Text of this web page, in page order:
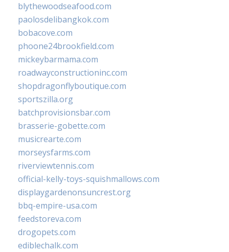
blythewoodseafood.com
paolosdelibangkok.com
bobacove.com
phoone24brookfield.com
mickeybarmama.com
roadwayconstructioninc.com
shopdragonflyboutique.com
sportszilla.org
batchprovisionsbar.com
brasserie-gobette.com
musicrearte.com
morseysfarms.com
riverviewtennis.com
official-kelly-toys-squishmallows.com
displaygardenonsuncrest.org
bbq-empire-usa.com
feedstoreva.com
drogopets.com
ediblechalk.com